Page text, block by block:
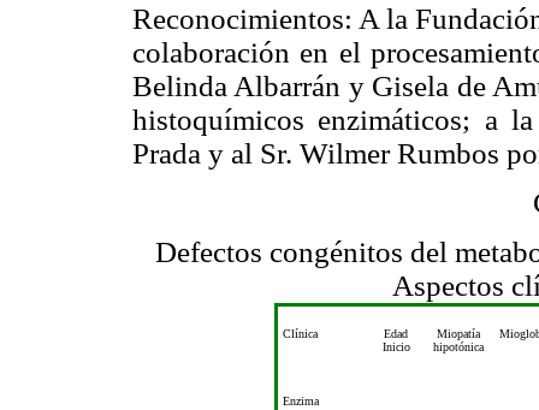
Reconocimientos: A la
colaboración en el
Belinda Albarrán y Gisela de
histoquímicos enzimáticos; a
Prada y al Sr. Wilmer Rumbos
Defectos congénitos del
Aspectos
Clínica
Edad
Inicio
Miopatía
hipotónica
Enzima